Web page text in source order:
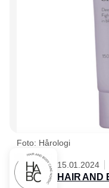
Foto: Hårologi
15.01.2024
HAIR AND